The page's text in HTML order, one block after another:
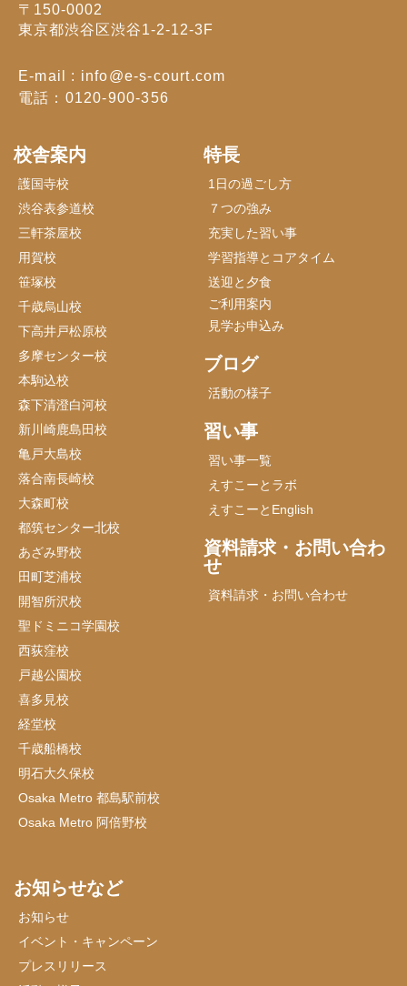
〒150-0002
東京都渋谷区渋谷1-2-12-3F
E-mail : info@e-s-court.com
電話：0120-900-356
校舎案内
護国寺校
渋谷表参道校
三軒茶屋校
用賀校
笹塚校
千歳烏山校
下高井戸松原校
多摩センター校
本駒込校
森下清澄白河校
新川崎鹿島田校
亀戸大島校
落合南長崎校
大森町校
都筑センター北校
あざみ野校
田町芝浦校
開智所沢校
聖ドミニコ学園校
西荻窪校
戸越公園校
喜多見校
経堂校
千歳船橋校
明石大久保校
Osaka Metro 都島駅前校
Osaka Metro 阿倍野校
特長
1日の過ごし方
７つの強み
充実した習い事
学習指導とコアタイム
送迎と夕食
ご利用案内
見学お申込み
ブログ
活動の様子
習い事
習い事一覧
えすこーとラボ
えすこーとEnglish
資料請求・お問い合わ
せ
資料請求・お問い合わせ
お知らせなど
お知らせ
イベント・キャンペーン
プレスリリース